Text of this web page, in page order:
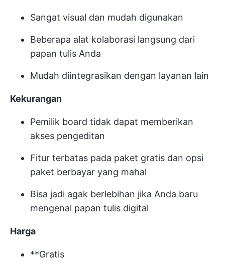
Sangat visual dan mudah digunakan
Beberapa alat kolaborasi langsung dari
papan tulis Anda
Mudah diintegrasikan dengan layanan lain
Kekurangan
Pemilik board tidak dapat memberikan
akses pengeditan
Fitur terbatas pada paket gratis dan opsi
paket berbayar yang mahal
Bisa jadi agak berlebihan jika Anda baru
mengenal papan tulis digital
Harga
**Gratis